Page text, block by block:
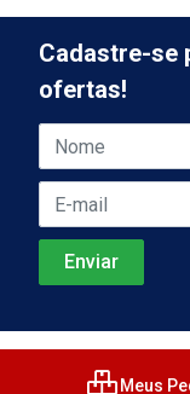
Cadastre-se
ofertas!
Meus